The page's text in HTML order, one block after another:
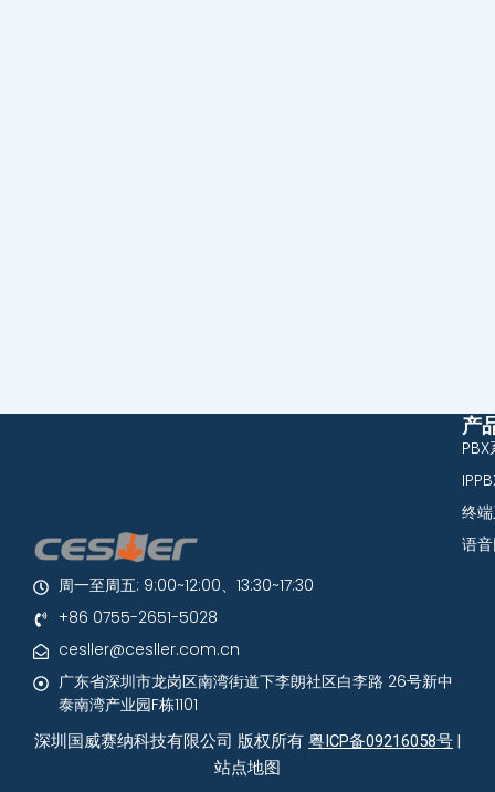
周一至周五: 9:00~12:00、13:30~17:30
+86 0755-2651-5028
cesller@cesller.com.cn
广东省深圳市龙岗区南湾街道下李朗社区白李路 26号新中
泰南湾产业园F栋1101
产
终
语
深圳国威赛纳科技有限公司 版权所有 粤ICP备09216058号 |
站点地图